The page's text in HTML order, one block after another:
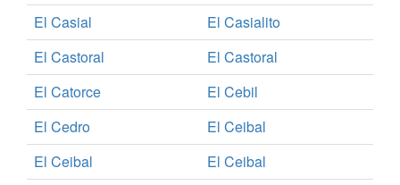
El Casial
El Casialito
El Castoral
El Castoral
El Catorce
El Cebil
El Cedro
El Ceibal
El Ceibal
El Ceibal